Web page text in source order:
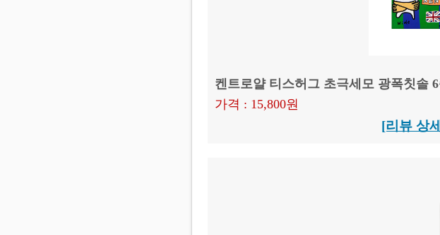
켄트로얄 티스허그 초극세모 광폭칫솔
가격 : 15,800원
[리뷰 상